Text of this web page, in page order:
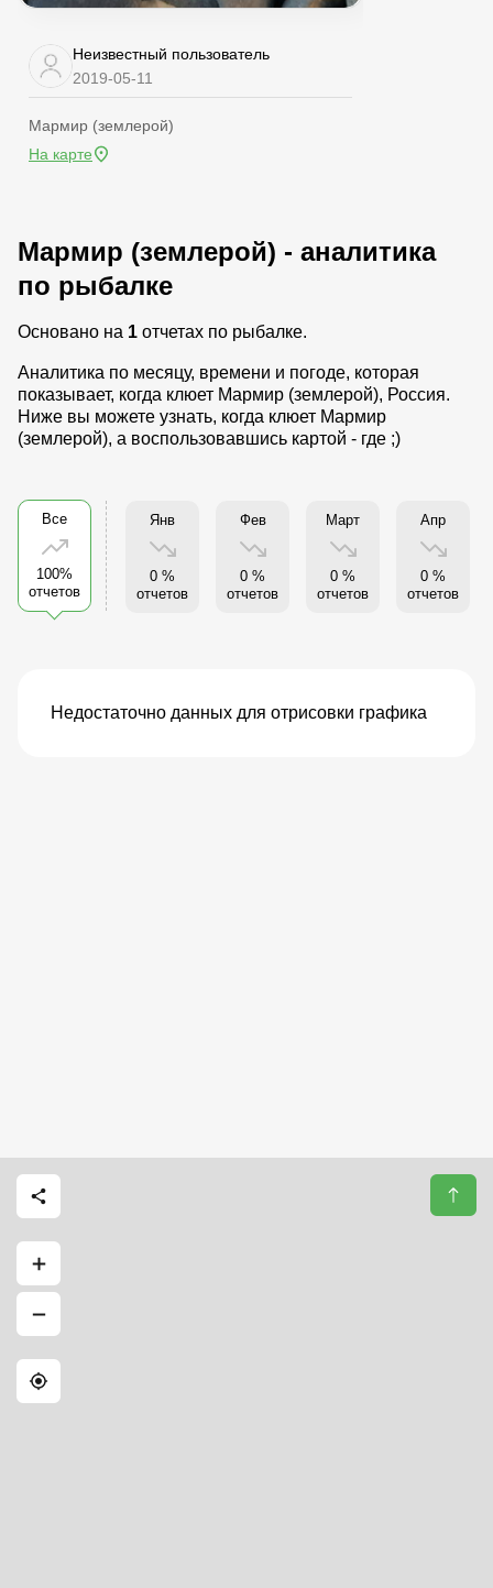
Неизвестный пользователь
2019-05-11
Мармир (землерой)
На карте
Мармир (землерой) - аналитика
по рыбалке
Основано на 1 отчетах по рыбалке.
Аналитика по месяцу, времени и погоде, которая
показывает, когда клюет Мармир (землерой), Россия.
Ниже вы можете узнать, когда клюет Мармир
(землерой), а воспользовавшись картой - где ;)
Все
100%
отчетов
Янв
0 %
отчетов
Фев
0 %
отчетов
Март
0 %
отчетов
Апр
0 %
отчетов
Недостаточно данных для отрисовки графика